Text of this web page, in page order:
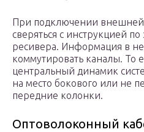
При подключении внешней
сверяться с инструкцией по
ресивера. Информация в
коммутировать каналы. То
центральный динамик
на место бокового или не
передние колонки.
Оптоволоконный